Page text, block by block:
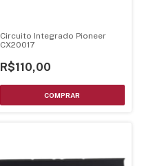
Circuito Integrado Pioneer
CX20017
R$110,00